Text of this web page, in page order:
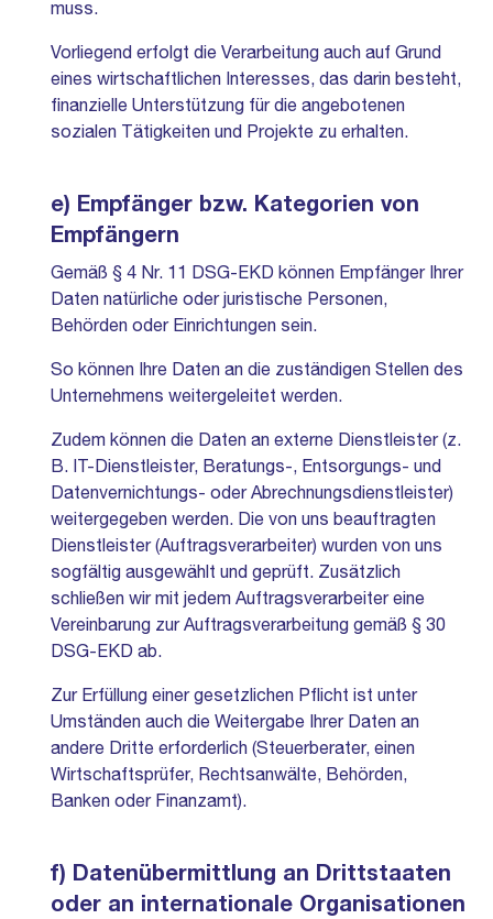
muss.
Vorliegend erfolgt die Verarbeitung auch auf Grund
eines wirtschaftlichen Interesses, das darin besteht,
finanzielle Unterstützung für die angebotenen
sozialen Tätigkeiten und Projekte zu erhalten.
e) Empfänger bzw. Kategorien von
Empfängern
Gemäß § 4 Nr. 11 DSG-EKD können Empfänger Ihrer
Daten natürliche oder juristische Personen,
Behörden oder Einrichtungen sein.
So können Ihre Daten an die zuständigen Stellen des
Unternehmens weitergeleitet werden.
Zudem können die Daten an externe Dienstleister (z.
B. IT-Dienstleister, Beratungs-, Entsorgungs- und
Datenvernichtungs- oder Abrechnungsdienstleister)
weitergegeben werden. Die von uns beauftragten
Dienstleister (Auftragsverarbeiter) wurden von uns
sogfältig ausgewählt und geprüft. Zusätzlich
schließen wir mit jedem Auftragsverarbeiter eine
Vereinbarung zur Auftragsverarbeitung gemäß § 30
DSG-EKD ab.
Zur Erfüllung einer gesetzlichen Pflicht ist unter
Umständen auch die Weitergabe Ihrer Daten an
andere Dritte erforderlich (Steuerberater, einen
Wirtschaftsprüfer, Rechtsanwälte, Behörden,
Banken oder Finanzamt).
f) Datenübermittlung an Drittstaaten
oder an internationale Organisationen